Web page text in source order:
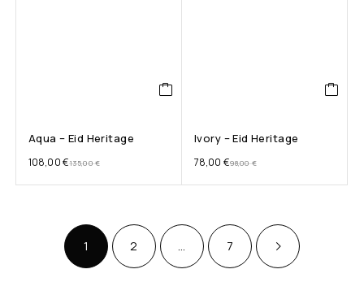
Aqua – Eid Heritage
135,00€
108,00€
Ivory – Eid Heritage
98,00€
78,00 €
1 2 7